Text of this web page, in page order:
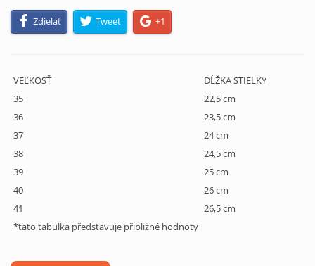
Zdieľať Tweet +1
VEĽKOSŤ
DĹŽKA STIELKY
35
22,5 cm
36
23,5 cm
37
24 cm
38
24,5 cm
39
25 cm
40
26 cm
41
26,5 cm
*tato tabulka představuje přibližné hodnoty